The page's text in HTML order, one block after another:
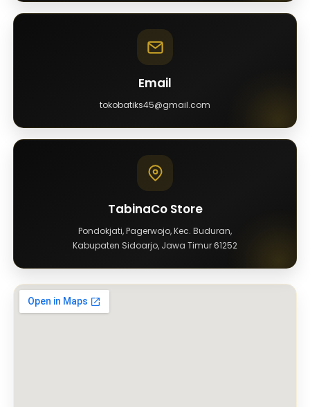
Email
tokobatiks45@gmail.com
TabinaCo Store
Pondokjati, Pagerwojo, Kec. Buduran,
Kabupaten Sidoarjo, Jawa Timur 61252